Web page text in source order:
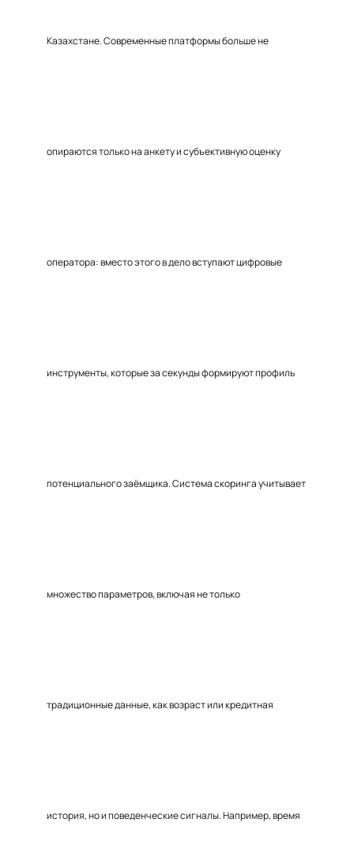
Казахстане. Современные платформы больше не
опираются только на анкету и субъективную оценку
оператора: вместо этого в дело вступают цифровые
инструменты, которые за секунды формируют профиль
потенциального заёмщика. Система скоринга учитывает
множество параметров, включая не только
традиционные данные, как возраст или кредитная
история, но и поведенческие сигналы. Например, время